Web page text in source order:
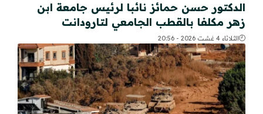
الدكتور حسن حمائز نائبا لرئيس جامعة ابن
زهر مكلفا بالقطب الجامعي لتارودانت
الثلاثاء 4 غشت 2026 - 20:56